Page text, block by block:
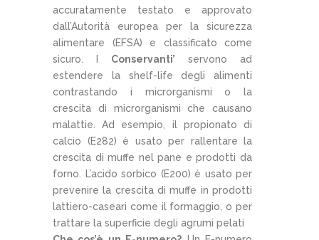
accuratamente testato e approvato
dall’Autorità europea per la sicurezza
alimentare (EFSA) e classificato come
sicuro. I Conservanti’ servono ad
estendere la shelf-life degli alimenti
contrastando i microrganismi o la
crescita di microrganismi che causano
malattie. Ad esempio, il propionato di
calcio (E282) è usato per rallentare la
crescita di muffe nel pane e prodotti da
forno. L’acido sorbico (E200) è usato per
prevenire la crescita di muffe in prodotti
lattiero-caseari come il formaggio, o per
trattare la superficie degli agrumi pelati